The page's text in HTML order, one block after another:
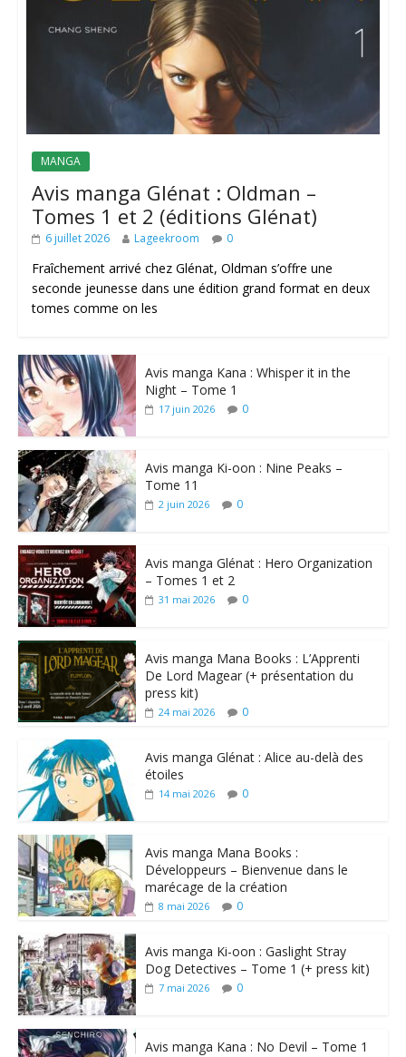
MANGA
Avis manga Glénat : Oldman –
Tomes 1 et 2 (éditions Glénat)
6 juillet 2026 Lageekroom 0
Fraîchement arrivé chez Glénat, Oldman s’offre une
seconde jeunesse dans une édition grand format en deux
tomes comme on les
Avis manga Kana : Whisper it in the
Night – Tome 1
17 juin 2026 0
Avis manga Ki-oon : Nine Peaks –
Tome 11
2 juin 2026 0
Avis manga Glénat : Hero Organization
– Tomes 1 et 2
31 mai 2026 0
Avis manga Mana Books : L’Apprenti
De Lord Magear (+ présentation du
press kit)
24 mai 2026 0
Avis manga Glénat : Alice au-delà des
étoiles
14 mai 2026 0
Avis manga Mana Books :
Développeurs – Bienvenue dans le
marécage de la création
8 mai 2026 0
Avis manga Ki-oon : Gaslight Stray
Dog Detectives – Tome 1 (+ press kit)
7 mai 2026 0
Avis manga Kana : No Devil – Tome 1